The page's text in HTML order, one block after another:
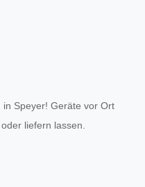
in Speyer! Geräte vor Ort
liefern lassen.